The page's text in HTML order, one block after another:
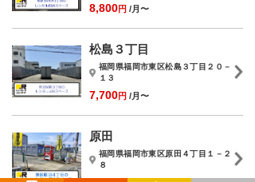
8,800円 /月〜
松島３丁目
福岡県福岡市東区松島３丁目２０－
１３
7,700円 /月〜
原田
福岡県福岡市東区原田４丁目１－２
８